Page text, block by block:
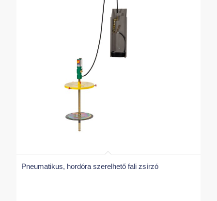
Pneumatikus, hordóra szerelhető fali zsírzó